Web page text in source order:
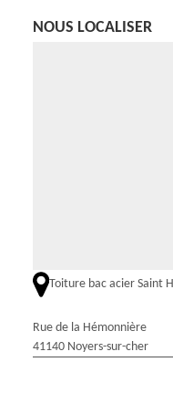
NOUS LOCALISER
Toiture bac acier Saint
Rue de la Hémonnière
41140 Noyers-sur-cher